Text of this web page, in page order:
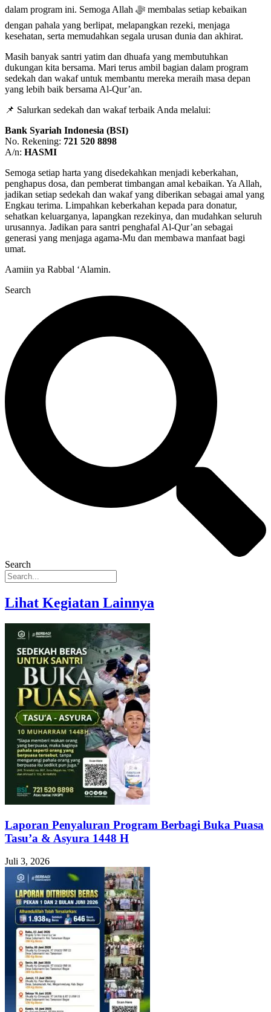
dalam program ini. Semoga Allah ﷻ membalas setiap kebaikan
dengan pahala yang berlipat, melapangkan rezeki, menjaga
kesehatan, serta memudahkan segala urusan dunia dan akhirat.
Masih banyak santri yatim dan dhuafa yang membutuhkan
dukungan kita bersama. Mari terus ambil bagian dalam program
sedekah dan wakaf untuk membantu mereka meraih masa depan
yang lebih baik bersama Al-Qur’an.
📌 Salurkan sedekah dan wakaf terbaik Anda melalui:
Bank Syariah Indonesia (BSI)
No. Rekening: 721 520 8898
A/n: HASMI
Semoga setiap harta yang disedekahkan menjadi keberkahan,
penghapus dosa, dan pemberat timbangan amal kebaikan. Ya Allah,
jadikan setiap sedekah dan wakaf yang diberikan sebagai amal yang
Engkau terima. Limpahkan keberkahan kepada para donatur,
sehatkan keluarganya, lapangkan rezekinya, dan mudahkan seluruh
urusannya. Jadikan para santri penghafal Al-Qur’an sebagai
generasi yang menjaga agama-Mu dan membawa manfaat bagi
umat.
Aamiin ya Rabbal ‘Alamin.
Search
Search
Lihat Kegiatan Lainnya
Laporan Penyaluran Program Berbagi Buka Puasa
Tasu’a & Asyura 1448 H
Juli 3, 2026